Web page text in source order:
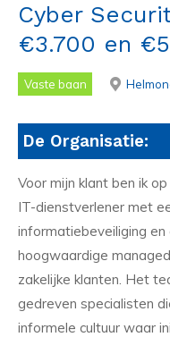
Cyber
€3.700 en
Vaste baan
De Organisatie:
Voor mijn klant ben ik
IT-dienstverlener met
informatiebeveiliging
hoogwaardige
zakelijke klanten. Het
gedreven specialisten
informele cultuur waar